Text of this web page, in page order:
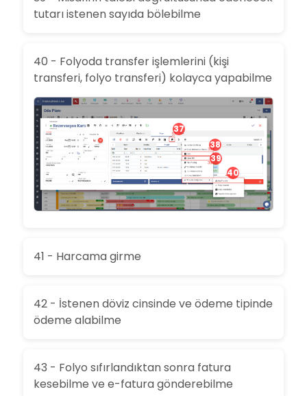
tutarı istenen sayıda bölebilme
40 - Folyoda transfer işlemlerini (kişi
transferi, folyo transferi) kolayca yapabilme
37
38
39
40
41 - Harcama girme
42 - İstenen döviz cinsinde ve ödeme tipinde
ödeme alabilme
43 - Folyo sıfırlandıktan sonra fatura
kesebilme ve e-fatura gönderebilme